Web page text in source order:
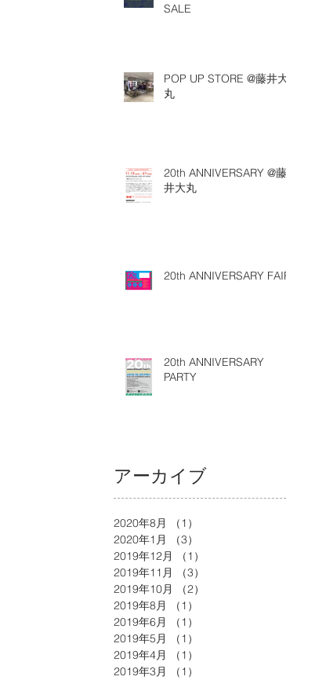
SALE
POP UP STORE @藤井大
丸
20th ANNIVERSARY @藤
井大丸
20th ANNIVERSARY FAIR
20th ANNIVERSARY
PARTY
アーカイブ
2020年8月 （1）
2020年1月
（3）
2019年12月
（1）
2019年11月
（3）
2019年10月
（2）
2019年8月
（1）
2019年6月
（1）
2019年5月
（1）
2019年4月
（1）
2019年3月
（1）